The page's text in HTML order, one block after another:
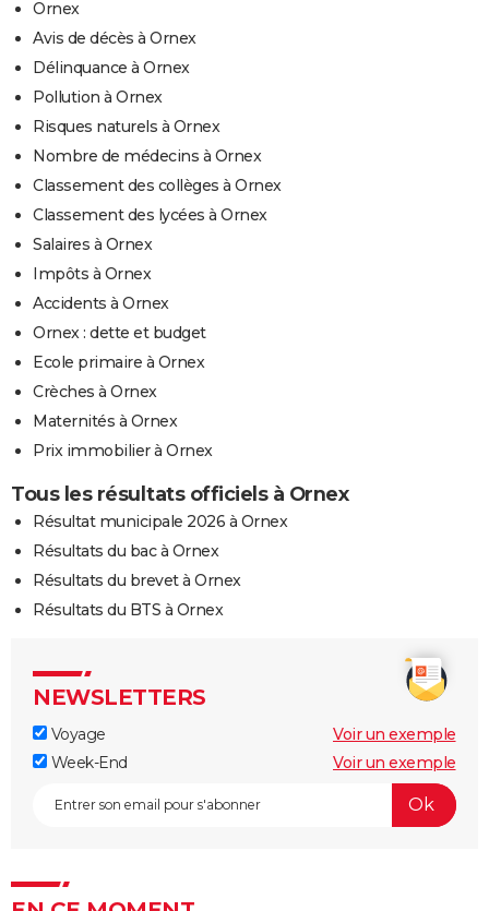
Ornex
Avis de décès à Ornex
Délinquance à Ornex
Pollution à Ornex
Risques naturels à Ornex
Nombre de médecins à Ornex
Classement des collèges à Ornex
Classement des lycées à Ornex
Salaires à Ornex
Impôts à Ornex
Accidents à Ornex
Ornex : dette et budget
Ecole primaire à Ornex
Crèches à Ornex
Maternités à Ornex
Prix immobilier à Ornex
Tous les résultats officiels à Ornex
Résultat municipale 2026 à Ornex
Résultats du bac à Ornex
Résultats du brevet à Ornex
Résultats du BTS à Ornex
NEWSLETTERS
Voyage
Voir un exemple
Week-End
Voir un exemple